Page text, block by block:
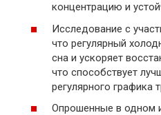
концентрацию и
Исследование с
что регулярный
сна и ускоряет
что способствует
регулярного графика
Опрошенные в одном